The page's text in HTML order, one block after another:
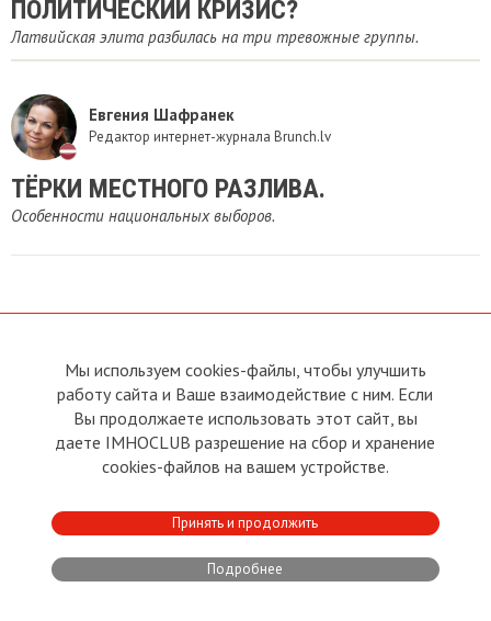
ПОЛИТИЧЕСКИЙ КРИЗИС?
Латвийская элита разбилась на три тревожные группы.
Евгения Шафранек
Редактор интернет-журнала Brunch.lv
ТЁРКИ МЕСТНОГО РАЗЛИВА.
Особенности национальных выборов.
О сайте
Условия пользования
Политика конфиденциальности
Прямая связь с
Председателем
Прямая связь c членами клуба
Реклама
Контакты
Developed by:CRA
Club
Мы используем cookies-файлы, чтобы улучшить
работу сайта и Ваше взаимодействие с ним. Если
Вы продолжаете использовать этот сайт, вы
даете IMHOCLUB разрешение на сбор и хранение
cookies-файлов на вашем устройстве.
Принять и продолжить
Подробнее